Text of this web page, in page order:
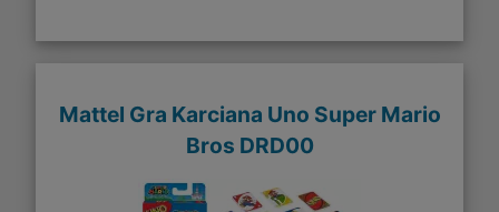
Mattel Gra Karciana Uno Super Mario
Bros DRD00